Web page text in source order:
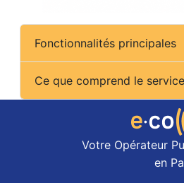
Fonctionnalités principales
Ce que comprend le
Votre Opérateur
en